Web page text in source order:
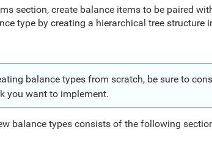
section, create balance items to be paired
type by creating a hierarchical tree structure
balance types from scratch, be sure to
you want to implement.
balance types consists of the following